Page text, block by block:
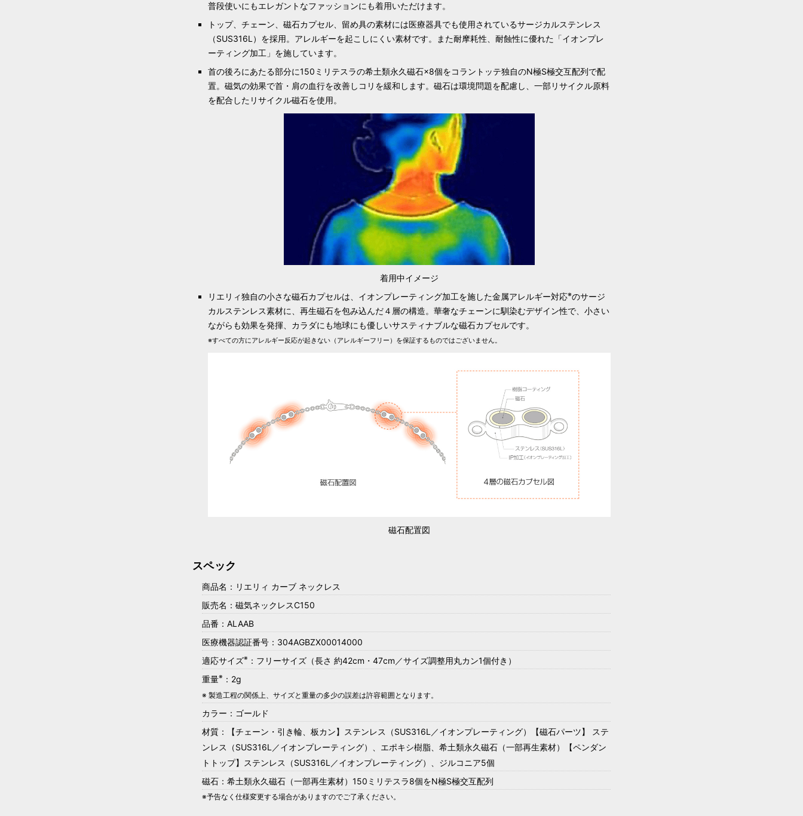
Lierrey カーブネックレス
カラー：ゴールド
サイズ：M
ショッピングカートを見る
普段使いにもエレガントなファッションにも着用いただけます。
トップ、チェーン、磁石カプセル、留め具の素材には医療器具でも使用されているサージカルステンレス
（SUS316L）を採用。アレルギーを起こしにくい素材です。また耐摩耗性、耐蝕性に優れた「イオンプレ
ーティング加工」を施しています。
首の後ろにあたる部分に150ミリテスラの希土類永久磁石×8個をコラントッテ独自のN極S極交互配列で配
置。磁気の効果で首・肩の血行を改善しコリを緩和します。磁石は環境問題を配慮し、一部リサイクル原料
を配合したリサイクル磁石を使用。
着用中イメージ
リエリィ独自の小さな磁石カプセルは、イオンプレーティング加工を施した金属アレルギー対応※のサージ
カルステンレス素材に、再生磁石を包み込んだ４層の構造。華奢なチェーンに馴染むデザイン性で、小さい
ながらも効果を発揮、カラダにも地球にも優しいサスティナブルな磁石カプセルです。
※すべての方にアレルギー反応が起きない（アレルギーフリー）を保証するものではございません。
磁石配置図
スペック
商品名：リエリィ カーブ ネックレス
販売名：磁気ネックレスC150
品番：ALAAB
医療機器認証番号：304AGBZX00014000
適応サイズ※ ：フリーサイズ（長さ 約42cm・47cm／サイズ調整用丸カン1個付き）
重量※ ：2g
※ 製造工程の関係上、サイズと重量の多少の誤差は許容範囲となります。
カラー：ゴールド
材質：【チェーン・引き輪、板カン】ステンレス（SUS316L／イオンプレーティング）【磁石パーツ】 ステ
ンレス（SUS316L／イオンプレーティング）、エポキシ樹脂、希土類永久磁石（一部再生素材）【ペンダン
トトップ】ステンレス（SUS316L／イオンプレーティング）、ジルコニア5個
磁石：希土類永久磁石（一部再生素材）150ミリテスラ8個をN極S極交互配列
※予告なく仕様変更する場合がありますのでご了承ください。